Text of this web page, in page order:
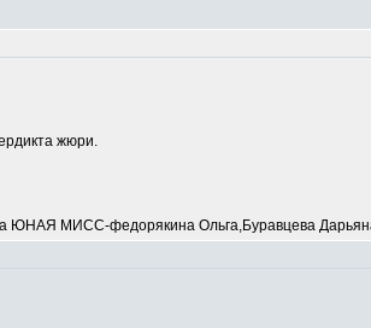
жюри.
ЮНАЯ МИСС-федорякина Ольга,Буравцева